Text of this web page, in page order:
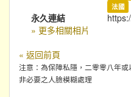
法國
永久連結
» 更多相關相片
« 返回前頁
注意：為保障私隱，二零零八年
非必要之人臉模糊處理